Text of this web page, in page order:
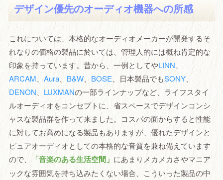
デザイン優先のオーディオ機器への所感
これについては、本格的なオーディオメーカーが開発するそ
れなりの価格の製品に於いては、管理人的には概ね肯定的な
印象を持っています。昔から、一例としてやLINN
ARCAM 、Aura、 B&W、 BOSE、日本製品でもSONY、
DENON
LUXMANの一部ラインナップなど、ライフスタイ
ルオーディオをコンセプトに、省スペースでデザインコンシ
ャスな製品群を作って来ました。コスパの面からすると性能
に対してお高めになる製品もありますが、優れたデザインと
ピュアオーディオとしての本格的な音質を兼ね備えています
ので、
「音楽のある生活空間」 にあまりメカメカさやマニア
ックな雰囲気を持ち込みたくない場合、こういった製品の中